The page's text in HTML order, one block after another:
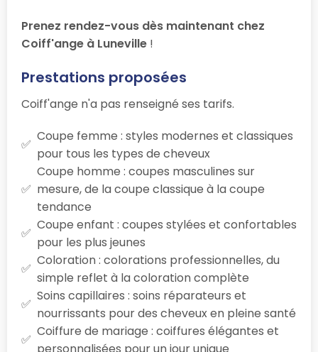
Prenez rendez-vous dès maintenant chez
Coiff'ange à Luneville !
Prestations proposées
Coiff'ange n'a pas renseigné ses tarifs.
Coupe femme : styles modernes et classiques
pour tous les types de cheveux
Coupe homme : coupes masculines sur
mesure, de la coupe classique à la coupe
tendance
Coupe enfant : coupes stylées et confortables
pour les plus jeunes
Coloration : colorations professionnelles, du
simple reflet à la coloration complète
Soins capillaires : soins réparateurs et
nourrissants pour des cheveux en pleine santé
Coiffure de mariage : coiffures élégantes et
personnalisées pour un jour unique